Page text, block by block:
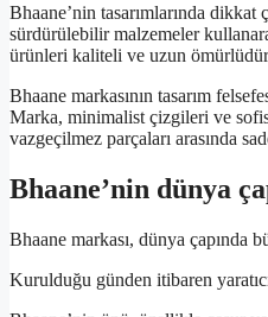
Bhaane’nin tasarımlarında
sürdürülebilir malzemeler
ürünleri kaliteli ve uzun
Bhaane markasının tasarım
Marka, minimalist çizgileri ve
vazgeçilmez parçaları arasında
Bhaane’nin dünya
Bhaane markası, dünya çapında
Kurulduğu günden itibaren